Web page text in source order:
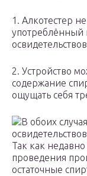
1. Алкотестер
употреблённый
2. Устройство
содержание
ощущать себя
В обоих
Так как
проведения
остаточные